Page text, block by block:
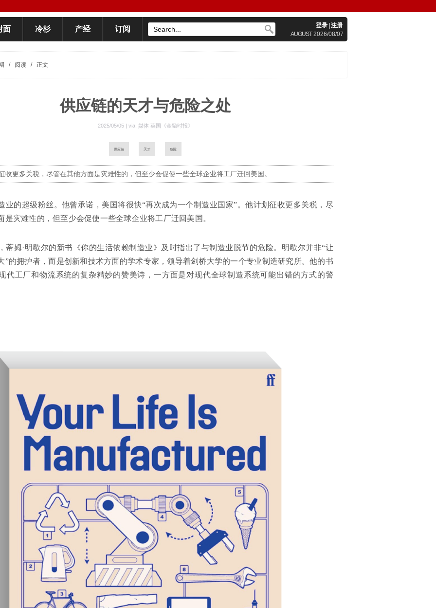
面 冷杉 产经 订阅 登录 注册
AUGUST2026/08/07
/ 阅读 / 正文
供应链的天才与危险之处
2025/05/05 | via. 媒体 英国《金融时报》
供应链 天才 危险
收更多关税，尽管在其他方面是灾难性的，但至少会促使一些全球企业将工厂迁回美国。
业的超级粉丝。他曾承诺，美国将很快“再次成为一个制造业国家”。他计划征收更多关税，尽
是灾难性的，但至少会促使一些全球企业将工厂迁回美国。
蒂姆·明歇尔的新书《你的生活依赖制造业》及时指出了与制造业脱节的危险。明歇尔并非“让
”的拥护者，而是创新和技术方面的学术专家，领导着剑桥大学的一个专业制造研究所。他的书
代工厂和物流系统的复杂精妙的赞美诗，一方面是对现代全球制造系统可能出错的方式的警